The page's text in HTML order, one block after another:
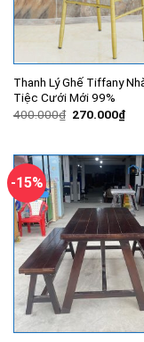
Thanh Lý Ghế Tiffany
Tiệc Cưới Mới 99%
400.000₫ Giá
270.000₫Giá
hiện
-15%